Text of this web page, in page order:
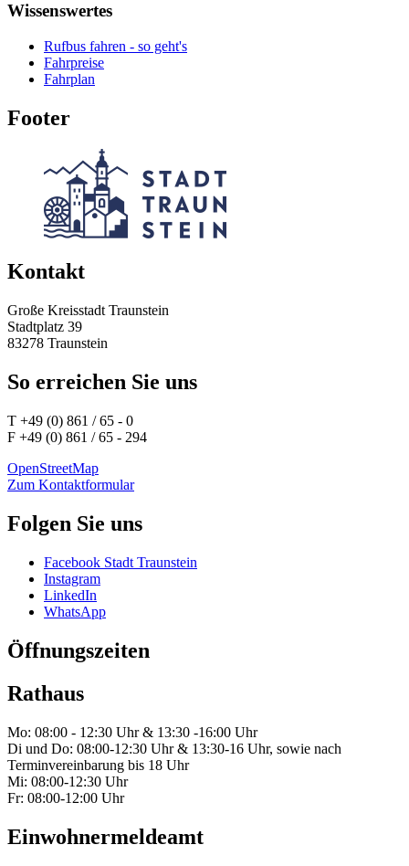
Wissenswertes
Rufbus fahren - so geht's
Fahrpreise
Fahrplan
Footer
Kontakt
Große Kreisstadt Traunstein
Stadtplatz 39
83278 Traunstein
So erreichen Sie uns
T +49 (0) 861 / 65 - 0
F +49 (0) 861 / 65 - 294
OpenStreetMap
Zum Kontaktformular
Folgen Sie uns
Facebook Stadt Traunstein
Instagram
LinkedIn
WhatsApp
Öffnungszeiten
Rathaus
Mo: 08:00 - 12:30 Uhr & 13:30 -16:00 Uhr
Di und Do: 08:00-12:30 Uhr & 13:30-16 Uhr, sowie nach
Terminvereinbarung bis 18 Uhr
Mi: 08:00-12:30 Uhr
Fr: 08:00-12:00 Uhr
Einwohnermeldeamt